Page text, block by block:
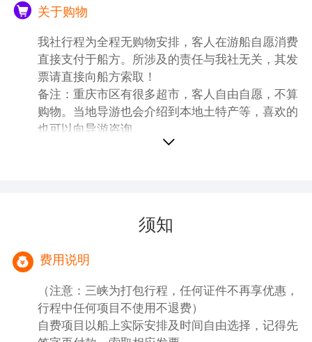
关于购物
我社行程为全程无购物安排，客人在游船自愿消费
直接支付于船方。所涉及的责任与我社无关，其发
票请直接向船方索取！
备注：重庆市区有很多超市，客人自由自愿，不算
购物。当地导游也会介绍到本地土特产等，喜欢的
也可以向导游咨询。
须知
费用说明
（注意：三峡为打包行程，任何证件不再享优惠，
行程中任何项目不使用不退费）
自费项目以船上实际安排及时间自由选择，记得先